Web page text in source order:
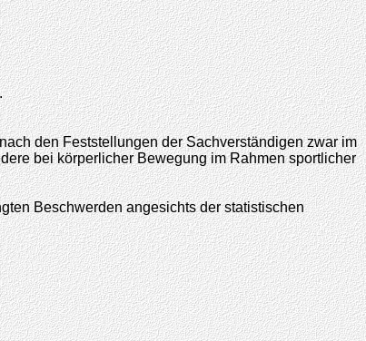
den Feststellungen der Sachverständigen zwar im
bei körperlicher Bewegung im Rahmen sportlicher
Beschwerden angesichts der statistischen